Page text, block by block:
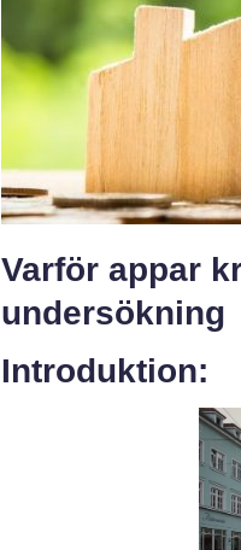
Varför appar
undersökning
Introduktion: